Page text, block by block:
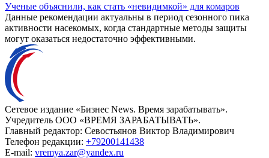
Ученые объяснили, как стать «невидимкой» для комаров
Данные рекомендации актуальны в период сезонного пика
активности насекомых, когда стандартные методы защиты
могут оказаться недостаточно эффективными.
Сетевое издание «Бизнес News. Время зарабатывать».
Учредитель ООО «ВРЕМЯ ЗАРАБАТЫВАТЬ».
Главный редактор: Севостьянов Виктор Владимирович
Телефон редакции: +79200141438
E-mail: vremya.zar@yandex.ru